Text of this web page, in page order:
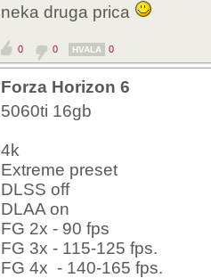
neka druga prica
0 0 HVALA 0
Forza Horizon 6
5060ti 16gb
4k
Extreme preset
DLSS off
DLAA on
FG 2x - 90 fps
FG 3x - 115-125 fps.
FG 4x - 140-165 fps.